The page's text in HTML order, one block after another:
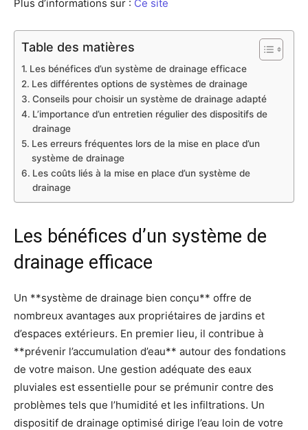
Plus d’informations sur : Ce site
Table des matières
Les bénéfices d’un système de drainage efficace
Les différentes options de systèmes de drainage
Conseils pour choisir un système de drainage adapté
L’importance d’un entretien régulier des dispositifs de
drainage
Les erreurs fréquentes lors de la mise en place d’un
système de drainage
Les coûts liés à la mise en place d’un système de
drainage
Les bénéfices d’un système de
drainage efficace
Un **système de drainage bien conçu** offre de
nombreux avantages aux propriétaires de jardins et
d’espaces extérieurs. En premier lieu, il contribue à
**prévenir l’accumulation d’eau** autour des fondations
de votre maison. Une gestion adéquate des eaux
pluviales est essentielle pour se prémunir contre des
problèmes tels que l’humidité et les infiltrations. Un
dispositif de drainage optimisé dirige l’eau loin de votre